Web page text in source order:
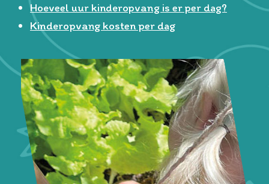
Hoeveel uur kinderopvang is er per dag?
Kinderopvang kosten per dag